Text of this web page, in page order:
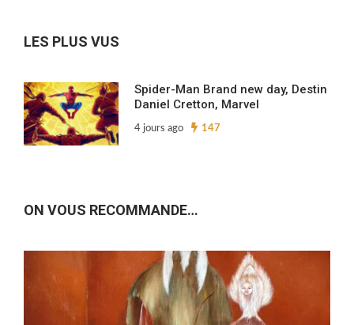
LES PLUS VUS
Spider-Man Brand new day, Destin
Daniel Cretton, Marvel
4 jours ago 147
ON VOUS RECOMMANDE…